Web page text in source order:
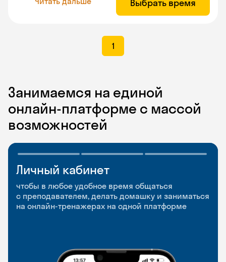
Выбрать время
1
Занимаемся на единой
онлайн-платформе с массой
возможностей
Личный кабинет
чтобы в любое удобное время общаться
с преподавателем, делать домашку и заниматься
на онлайн-тренажерах на одной платформе
Мобильное
приложение
чтобы заниматься и изучать новые слова где
и когда удобно
Разговорные клубы
и Talks
Групповые занятия для разговорной практики
и индивидуальные встречи с преподавателями